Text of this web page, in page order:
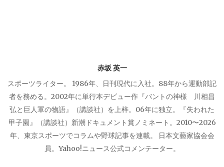
赤坂 英一
スポーツライター。 1986年、日刊現代に入社。88年から運動部記
者を務める。2002年に単行本デビュー作『バントの神様 川相昌
弘と巨人軍の物語』（講談社）を上梓。06年に独立。『失われた
甲子園』（講談社）新潮ドキュメント賞ノミネート。2010〜2026
年、東京スポーツでコラムや野球記事を連載。 日本文藝家協会会
員。Yahoo!ニュース公式コメンテーター。